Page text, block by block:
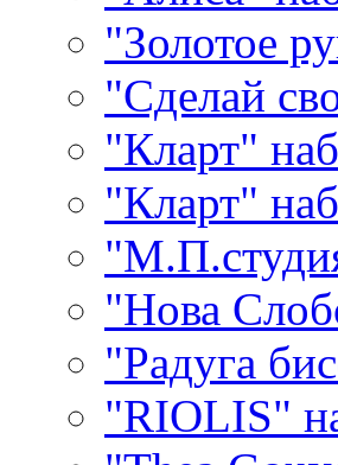
"Золотое
"Сделай
"Кларт"
"Кларт"
"Нова
"Радуга
"RIOLIS"